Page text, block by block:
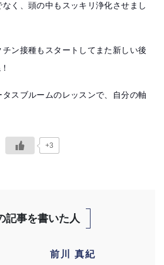
く、頭の中もスッキリ浄化させまし
ン接種もスタートしてまた新しい後
スブルームのレッスンで、自分の軸
+3
記事を書いた人
前川 真紀